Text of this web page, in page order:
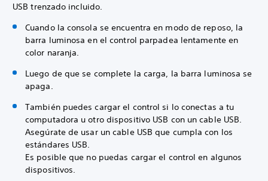
USB trenzado incluido.
Cuando la consola se encuentra en modo de reposo, la
barra luminosa en el control parpadea lentamente en
color naranja.
Luego de que se complete la carga, la barra luminosa se
apaga.
También puedes cargar el control si lo conectas a tu
computadora u otro dispositivo USB con un cable USB.
Asegúrate de usar un cable USB que cumpla con los
estándares USB.
Es posible que no puedas cargar el control en algunos
dispositivos.